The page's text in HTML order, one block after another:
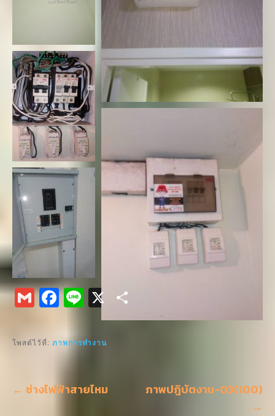
G
m
ai
F
a
c
e
b
o
Li
n
e
X
h
โพสต์ไว้ที่: ภาพการทำงาน
แนะแนว
← ช่างไฟฟ้าสายไหม
ภาพปฎิบัตงาน-03(100)
→